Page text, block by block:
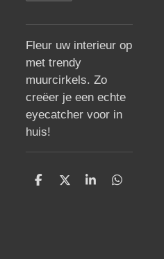
Fleur uw interieur op
met trendy
muurcirkels. Zo
creëer je een echte
eyecatcher voor in
huis!
D
D
S
D